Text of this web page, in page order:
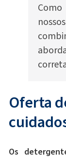
Oferta
Os